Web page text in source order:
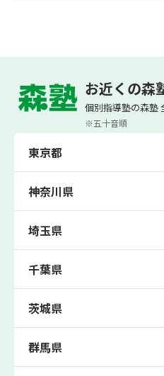
数・英語・国語）[個別]とDOJO[集団]、
科・社会）、高校生は7科目（数学・英語
学・生物・地学]・地理歴史・公民・小論
また、個別指導塾「森塾」では「成績保
満でご入塾の場合、受講科目が1科目で
上がらなければ、3学期目の対象科目授業
ていただきます。＊定期テストの一科目
100点満点に換算した場合の上記 記載点
中学校、蓮田南中学校、黒浜中学校、黒
験指導などを実施。
蓮田近くの塾・個別指導塾。蓮田駅（蓮
成績アップの塾・個別指導塾なら「森塾 蓮
田校は、蓮田駅はもちろん、近隣の白岡
お近くの森
個別指導塾の森塾
※五十音順
東京都
神奈川県
埼玉県
千葉県
茨城県
群馬県